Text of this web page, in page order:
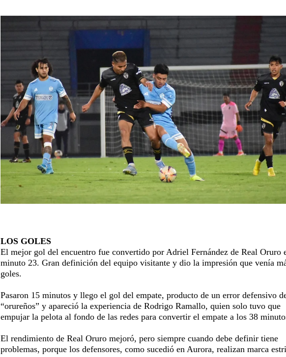
LOS GOLES
El mejor gol del encuentro fue convertido por Adriel Fernández de Real Oruro
minuto 23. Gran definición del equipo visitante y dio la impresión que venía
goles.
Pasaron 15 minutos y llego el gol del empate, producto de un error defensivo
“orureños” y apareció la experiencia de Rodrigo Ramallo, quien solo tuvo que
empujar la pelota al fondo de las redes para convertir el empate a los 38
El rendimiento de Real Oruro mejoró, pero siempre cuando debe definir tiene
problemas, porque los defensores, como sucedió en Aurora, realizan marca